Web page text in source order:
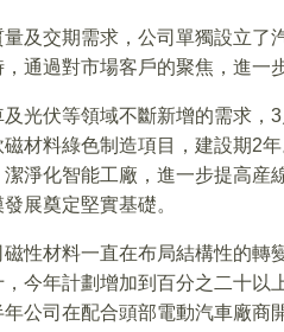
及交期需求，公司單獨設立
通過對市場客戶的聚焦，進一
光伏等領域不斷新增的需求
材料綠色制造項目，建設期2
淨化智能工廠，進一步提高産
展奠定堅實基礎。
性材料一直在布局結構性的轉
今年計劃增加到百分之二十以
公司在配合頭部電動汽車廠商